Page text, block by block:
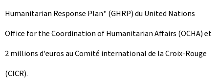
Humanitarian Response Plan" (GHRP) du United Nations
Office for the Coordination of Humanitarian Affairs (OCHA) et
2 millions d'euros au Comité international de la Croix-Rouge
(CICR).